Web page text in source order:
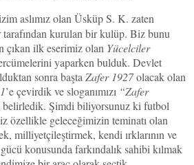
aslımız olan Üsküp S. K. zaten
tarafından kurulan bir kulüp. Biz bunu
çıkan ilk eserimiz olan Yücelciler
yaparken bulduk. Devlet
sonra başta Zafer 1927olacak olan
’e çevirdik ve sloganımızı “Zafer
belirledik. Şimdi biliyorsunuz ki futbol
özellikle geleceğimizin teminatı olan
milliyetçileştirmek, kendi ırklarının ve
konusunda farkındalık sahibi kılmak